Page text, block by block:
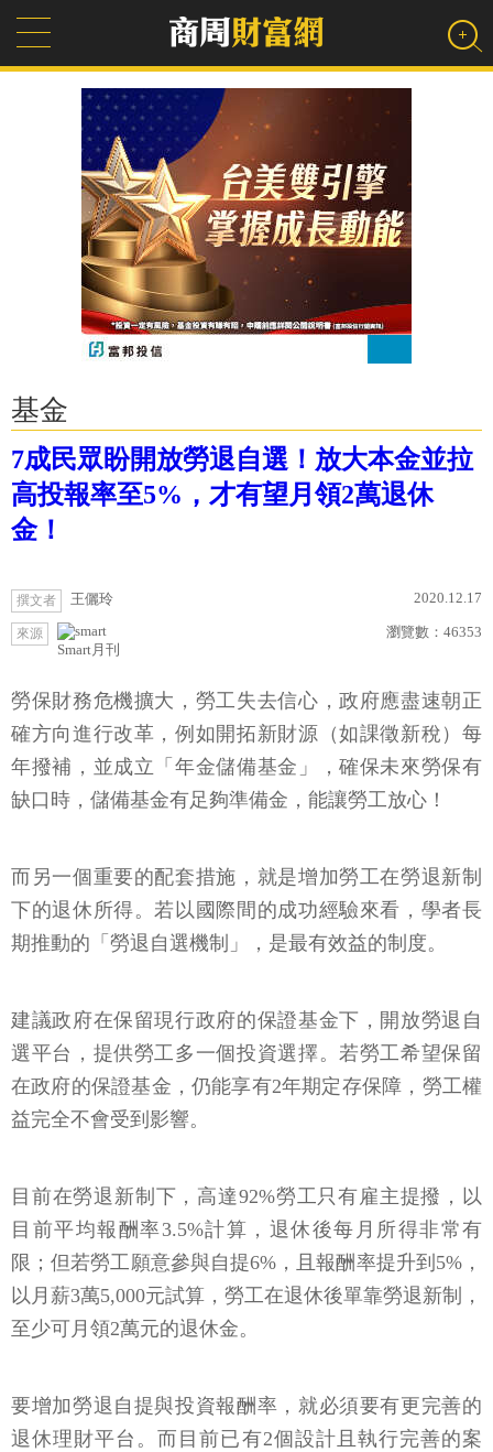
基金
7成民眾盼開放勞退自選！放大本金並拉
高投報率至5%，才有望月領2萬退休
金！
撰文者 王儷玲 2020.12.17
來源
Smart月刊
瀏覽數： 46353
勞保財務危機擴大，勞工失去信心，政府應盡速朝正
確方向進行改革，例如開拓新財源（如課徵新稅）每
年撥補，並成立「年金儲備基金」，確保未來勞保有
缺口時，儲備基金有足夠準備金，能讓勞工放心！
而另一個重要的配套措施，就是增加勞工在勞退新制
下的退休所得。若以國際間的成功經驗來看，學者長
期推動的「勞退自選機制」，是最有效益的制度。
建議政府在保留現行政府的保證基金下，開放勞退自
選平台，提供勞工多一個投資選擇。若勞工希望保留
在政府的保證基金，仍能享有2年期定存保障，勞工權
益完全不會受到影響。
目前在勞退新制下，高達92%勞工只有雇主提撥，以
目前平均報酬率3.5%計算，退休後每月所得非常有
限；但若勞工願意參與自提6%，且報酬率提升到5%，
以月薪3萬5,000元試算，勞工在退休後單靠勞退新制，
至少可月領2萬元的退休金。
要增加勞退自提與投資報酬率，就必須要有更完善的
退休理財平台。而目前已有2個設計且執行完善的案